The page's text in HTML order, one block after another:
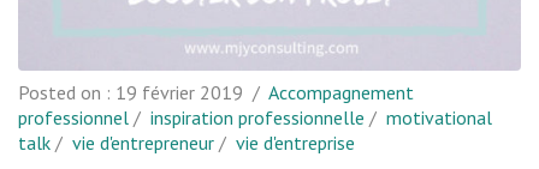
Posted on : 19 février 2019 / Accompagnement
professionnel / inspiration professionnelle / motivational
talk / vie d'entrepreneur / vie d'entreprise